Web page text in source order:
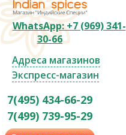
WhatsApp: +7 (969) 341-
30-66
Адреса магазинов
Экспресс-магазин
7(495) 434-66-29
7(499) 739-95-29